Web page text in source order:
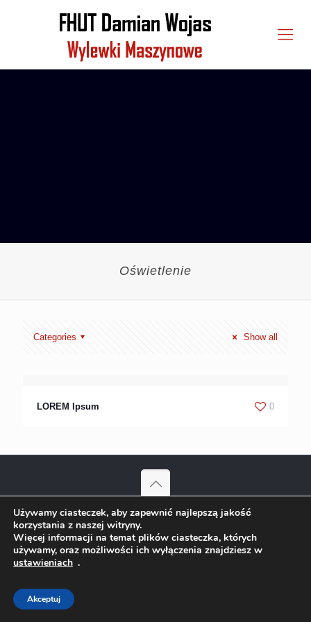
Oświetlenie
Categories Show all
LOREM Ipsum 0
© 2023 FHUT Damian Wojas Wylewki Maszynowe Kobylec |
Wszelkie prawa zastrzeżone Projekt:
Używamy ciasteczek, aby zapewnić najlepszą jakość
korzystania z naszej witryny.
Więcej informacji na temat plików ciasteczka, których
używamy, oraz możliwości ich wyłączenia znajdziesz w
ustawieniach .
Akceptuj